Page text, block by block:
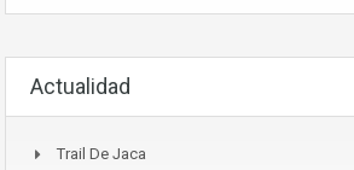
Actualidad
Trail De Jaca